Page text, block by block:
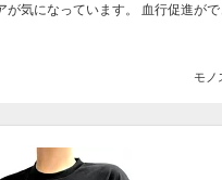
気になっています。 血行促進がで
モノ